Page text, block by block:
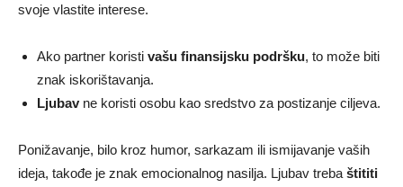
svoje vlastite interese.
Ako partner koristi vašu finansijsku podršku, to može biti
znak iskorištavanja.
Ljubavne koristi osobu kao sredstvo za postizanje ciljeva.
Ponižavanje, bilo kroz humor, sarkazam ili ismijavanje vaših
ideja, takođe je znak emocionalnog nasilja. Ljubav treba štititi